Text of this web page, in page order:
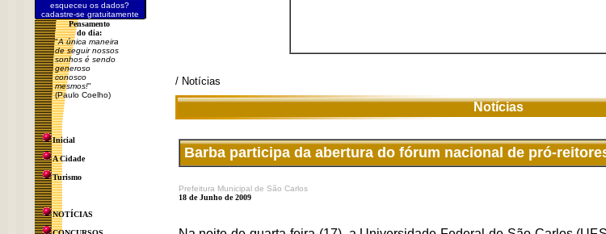
esqueceu os dados?
cadastre-se gratuitamente
Pensamento
do dia:
"A única maneira
de seguir nossos
sonhos é sendo
generoso
conosco
mesmos!"
(Paulo Coelho)
Inicial
A Cidade
Turismo
NOTÍCIAS
/ Notícias
Notícias
Barba participa da abertura do fórum nacional de pró-
Prefeitura Municipal de São Carlos
18 de Junho de 2009